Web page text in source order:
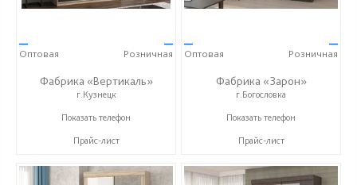
—
Оптовая
—
Розничная
Фабрика «Вертикаль»
г.Кузнецк
+7 (927) 38-059-88
Показать телефон
Прайс-лист
—
Оптовая
—
Розничная
Фабрика «Зарон»
г.Богословка
+7 (8412) 21-50-66
Показать телефон
Прайс-лист